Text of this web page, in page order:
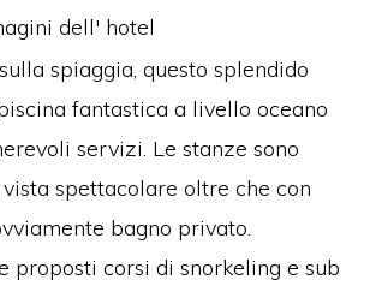
dell' hotel
spiaggia, questo splendido
fantastica a livello oceano
servizi. Le stanze sono
spettacolare oltre che con
bagno privato.
proposti corsi di snorkeling e sub